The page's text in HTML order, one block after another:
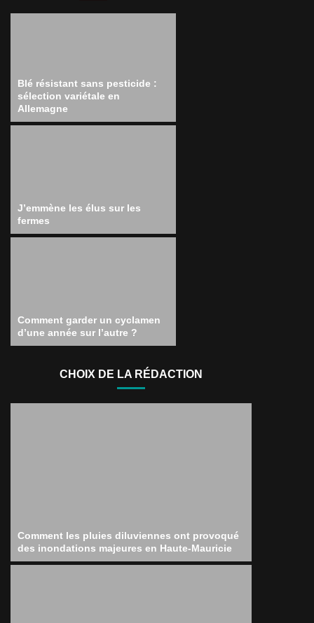
Blé résistant sans pesticide :
sélection variétale en
Allemagne
J’emmène les élus sur les
fermes
Comment garder un cyclamen
d’une année sur l’autre ?
CHOIX DE LA RÉDACTION
Comment les pluies diluviennes ont provoqué
des inondations majeures en Haute-Mauricie